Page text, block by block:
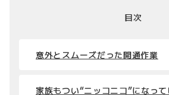
目次
意外とスムーズだった開通作業
家族もつい“ニッコニコ”になっ